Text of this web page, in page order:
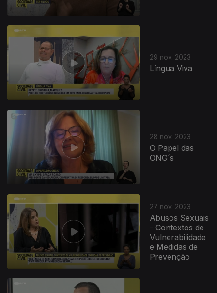
29 nov. 2023
Língua Viva
28 nov. 2023
O Papel das
ONG´s
27 nov. 2023
Abusos Sexuais
- Contextos de
Vulnerabilidade
e Medidas de
Prevenção